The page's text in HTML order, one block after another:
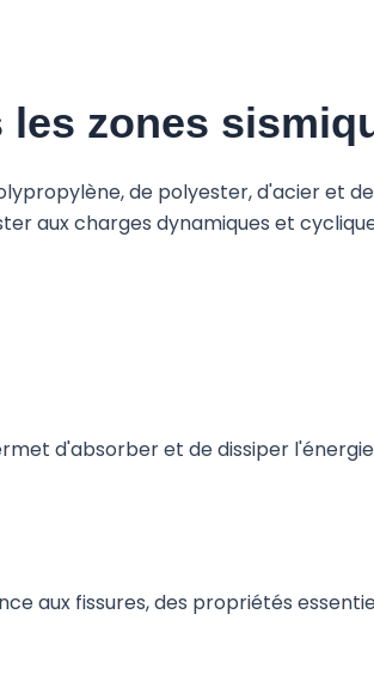
zones
de polyester, d'acier et
aux charges dynamiques et
d'absorber et de dissiper
aux fissures, des propriétés